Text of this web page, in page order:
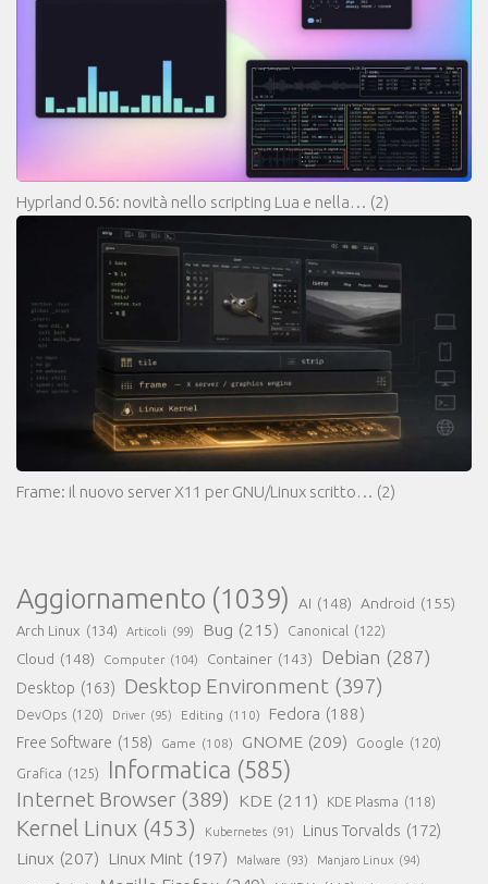
Hyprland 0.56: novità nello scripting Lua e nella… (2)
Frame: il nuovo server X11 per GNU/Linux scritto… (2)
Aggiornamento (1039) AI (148) Android (155)
Arch Linux (134) Articoli (99) Bug (215) Canonical (122)
Cloud (148) Computer (104) Container (143) Debian (287)
Desktop (163) Desktop Environment (397)
DevOps (120) Driver (95) Editing (110) Fedora (188)
Free Software (158) Game (108) GNOME (209) Google (120)
Grafica (125) Informatica (585)
Internet Browser (389) KDE (211) KDE Plasma (118)
Kernel Linux (453) Kubernetes (91) Linus Torvalds (172)
Linux (207) Linux Mint (197) Malware (93) Manjaro Linux (94)